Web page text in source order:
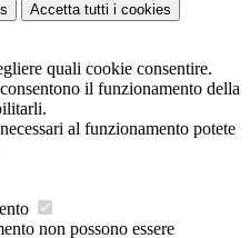
Accetta tutti i cookies
quali cookie consentire.
il funzionamento della
al funzionamento potete
non possono essere